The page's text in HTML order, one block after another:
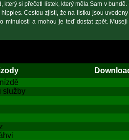
si přečetl lístek, který měla Sam v bundě.
Cestou zjistí, že na lístku jsou
minulosti a mohou je teď dostat zpět. Musejí
služby